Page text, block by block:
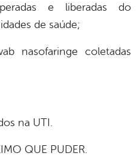
e liberadas do
de saúde;
nasofaringe coletadas
na UTI.
QUE PUDER.